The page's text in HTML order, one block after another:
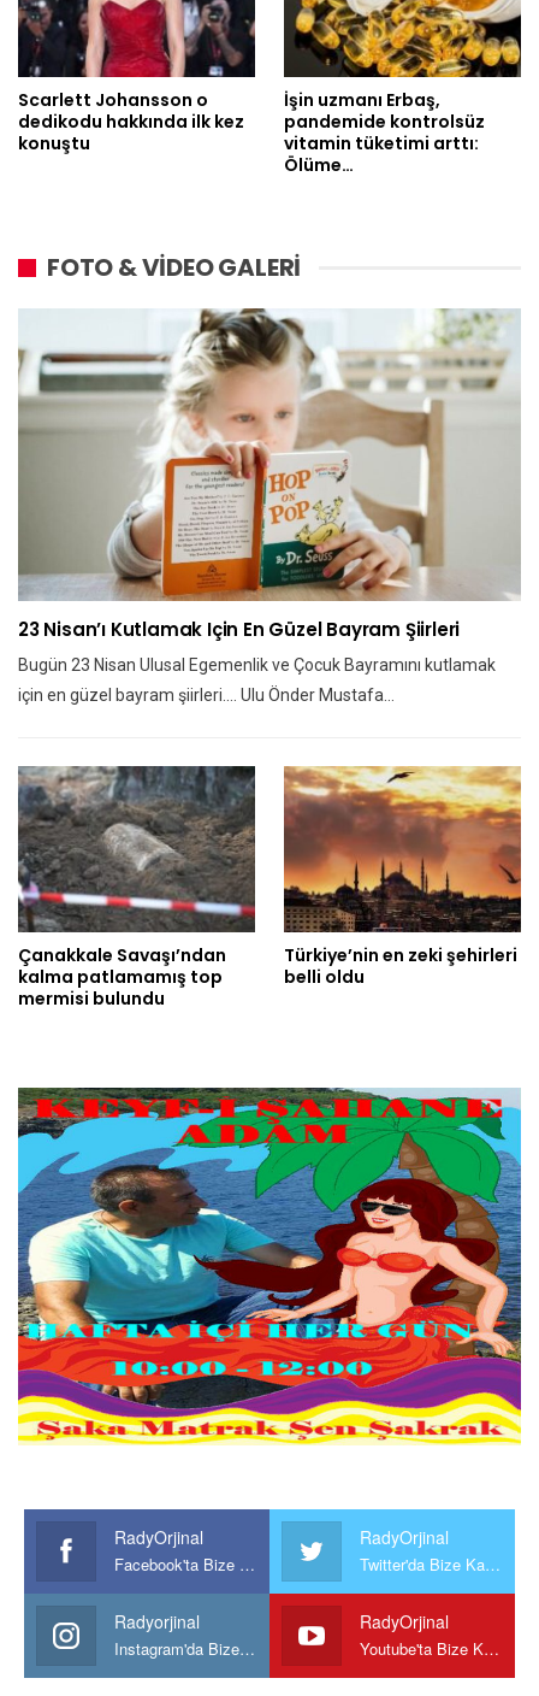
Scarlett Johansson o
dedikodu hakkında ilk kez
konuştu
İşin uzmanı Erbaş,
pandemide kontrolsüz
vitamin tüketimi arttı:
Ölüme…
FOTO & VİDEO GALERİ
23 Nisan’ı Kutlamak Için En Güzel Bayram Şiirleri
Bugün 23 Nisan Ulusal Egemenlik ve Çocuk Bayramını kutlamak
için en güzel bayram şiirleri.... Ulu Önder Mustafa…
Çanakkale Savaşı’ndan
kalma patlamamış top
mermisi bulundu
Türkiye’nin en zeki şehirleri
belli oldu
RadyOrjinal
Facebook'ta Bize Katılın
RadyOrjinal
Twitter'da Bize Katılın
Radyorjinal
Instagram'da Bize katılın
RadyOrjinal
Youtube'ta Bize Katılın